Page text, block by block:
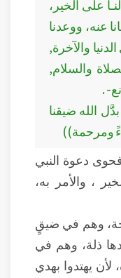
على الخير،
عنه، ووعدنا
والآخرة,
والسلام,
.
الله ضيقنا
ومرحمة))
دعوة النبي
، والأمر به،
وهم في ضيقٍ
ذلة، وهم في
لأن يهتدوا بهدي